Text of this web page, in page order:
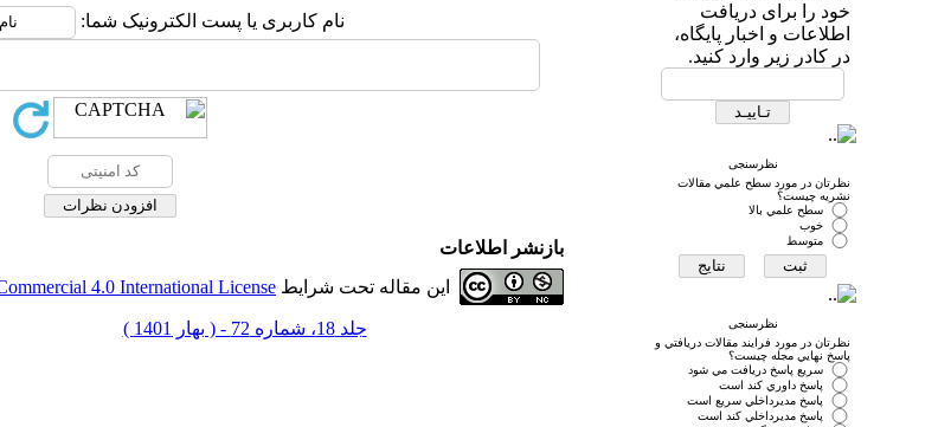
خود را برای دریافت
اطلاعات و اخبار پایگاه،
در کادر زیر وارد کنید.
نظرسنجی
نظرتان در مورد سطح علمي مقالات
نشريه چيست؟
سطح علمي بالا
خوب
متوسط
نظرسنجی
نظرتان در مورد فرايند مقالات دريافتي و
پاسخ نهايي مجله چيست؟
سريع پاسخ دريافت مي شود
پاسخ داوري كند است
پاسخ مديرداخلي سريع است
پاسخ مديرداخلي كند است
نام کاربری یا پست الکترونیک شما:
بازنشر اطلاعات
این مقاله تحت شرایط 4.0 International License
جلد 18، شماره 72 - ( بهار 1401 )